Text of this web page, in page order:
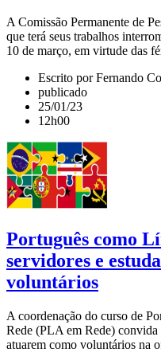
A Comissão Permanente de
que terá seus trabalhos
10 de março, em virtude das
Escrito por Fernando
publicado
25/01/23
12h00
Português como
servidores e
voluntários
A coordenação do curso de
Rede (PLA em Rede) convida
atuarem como voluntários na